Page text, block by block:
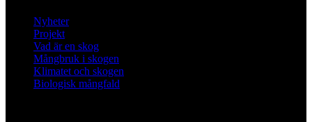
Nyheter
Projekt
Vad är en skog
Mångbruk i skogen
Klimatet och skogen
Biologisk mångfald